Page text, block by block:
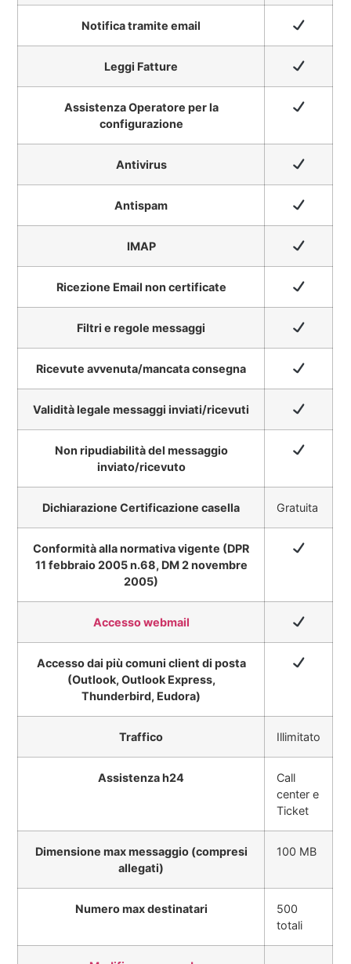
Notifica tramite email
Leggi Fatture
Assistenza Operatore per la
configurazione
Antivirus
Antispam
IMAP
Ricezione Email non certificate
Filtri e regole messaggi
Ricevute avvenuta/mancata consegna
Validità legale messaggi inviati/ricevuti
Non ripudiabilità del messaggio
inviato/ricevuto
Dichiarazione Certificazione casella Gratuita
Conformità alla normativa vigente (DPR
11 febbraio 2005 n.68, DM 2 novembre
2005)
Accesso webmail
Accesso dai più comuni client di posta
(Outlook, Outlook Express,
Thunderbird, Eudora)
Traffico Illimitato
Assistenza h24
Call
center e
Ticket
Dimensione max messaggio (compresi
allegati)
100 MB
Numero max destinatari
500
totali